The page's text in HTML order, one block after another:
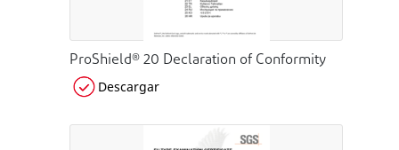
ProShield® 20 Declaration of Conformity
Descargar